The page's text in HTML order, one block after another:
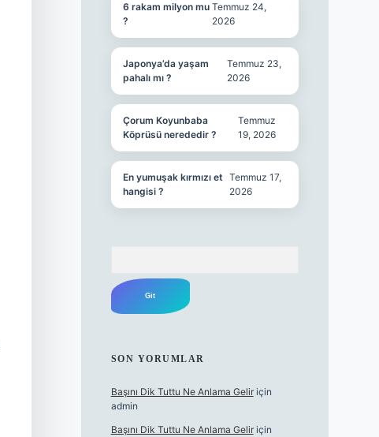
6 rakam milyon mu
?
Temmuz 24,
2026
Japonya’da yaşam
pahalı mı ?
Temmuz 23,
2026
Çorum Koyunbaba
Köprüsü nerededir ?
Temmuz
19, 2026
En yumuşak kırmızı et
hangisi ?
Temmuz 17,
2026
SON YORUMLAR
Başını Dik Tuttu Ne Anlama Geliriçin
admin
Başını Dik Tuttu Ne Anlama Geliriçin